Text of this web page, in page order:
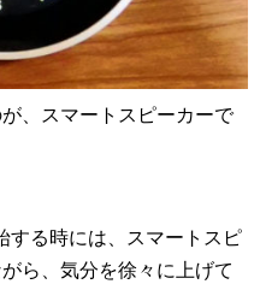
、スマートスピーカーで
する時には、スマートスピ
ら、気分を徐々に上げて